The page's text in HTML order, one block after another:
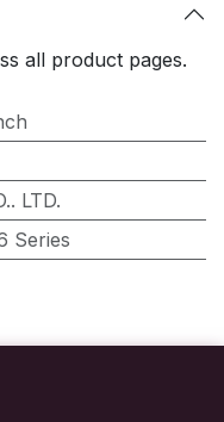
all product pages.
LTD.
Series